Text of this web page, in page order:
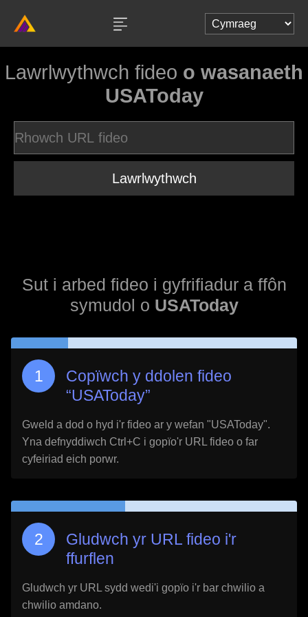
Lawrlwythwch fideo o wasanaeth
USAToday
Lawrlwythwch
Sut i arbed fideo i gyfrifiadur a ffôn
symudol o USAToday
Copïwch y ddolen fideo
“USAToday”
Gweld a dod o hyd i'r fideo ar y wefan "USAToday".
Yna defnyddiwch Ctrl+C i gopïo'r URL fideo o far
cyfeiriad eich porwr.
Gludwch yr URL fideo i'r
ffurflen
Gludwch yr URL sydd wedi'i gopïo i'r bar chwilio a
chwilio amdano.